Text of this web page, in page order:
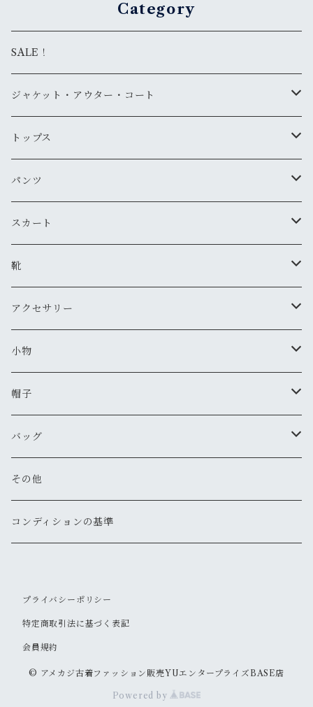
Category
SALE！
ジャケット・アウター・コート
デニムジャケット
古着
新品
レザージャケット
古着
新品
ミリタリージャケット
古着
新品
ダウンジャケット
古着
新品
スタジアムジャンバー
古着
新品
ワークジャケット
古着
新品
コート
古着
新品
マウンテンパーカー
古着
その他
古着
ナイロンジャケット
新品
トップス
ニット・セーター
古着
新品
カーディガン
Tシャツ・カットソー（半袖・袖無し）
古着
新品
Tシャツ・カットソー（長袖・７分）
新品
古着
ポロシャツ
新品
古着
シャツ（半袖）
古着
新品
シャツ（長袖）
古着
パーカー
古着
スウェット
古着
ベスト
古着
その他
パンツ
デニム・ジーンズ
古着
新品
ワークパンツ
新品
古着
ミリタリー・カーゴパンツ
新品
古着
チノパン
古着
新品
ショートパンツ
古着
新品
オーバーオール
古着
その他
古着
スカート
古着
靴
スニーカー
ブーツ
古着
新品
サンダル
長靴・レインシューズ
その他
アクセサリー
ネックレス
ブレスレット
新品
バングル・リストバンド
ピアス
リング
小物
財布
新品
古着
キーケース
手袋
新品
ベルト
サングラス
ソックス
帽子
キャップ
古着
ハット
新品
ニットキャップ・ビーニー
新品
古着
キャスケット
その他
バッグ
ショルダー
新品
トート
新品
リュックサック・バックパック
ウェストポーチ
その他
コンディションの基準
プライバシーポリシー
特定商取引法に基づく表記
会員規約
© アメカジ古着ファッション販売YUエンタープライズBASE店
Powered by